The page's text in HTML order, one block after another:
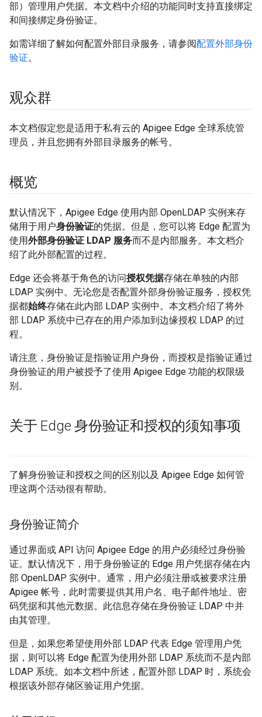
部）管理用户凭据。本文档中介绍的功能同时支持直接绑定
和间接绑定身份验证。
如需详细了解如何配置外部目录服务，请参阅配置外部身份
验证。
观众群
本文档假定您是适用于私有云的 Apigee Edge 全球系统管
理员，并且您拥有外部目录服务的帐号。
概览
默认情况下，Apigee Edge 使用内部 OpenLDAP 实例来存
储用于用户身份验证的凭据。但是，您可以将 Edge 配置为
使用外部身份验证 LDAP 服务而不是内部服务。本文档介
绍了此外部配置的过程。
Edge 还会将基于角色的访问授权凭据存储在单独的内部
LDAP 实例中。无论您是否配置外部身份验证服务，授权凭
据都始终存储在此内部 LDAP 实例中。本文档介绍了将外
部 LDAP 系统中已存在的用户添加到边缘授权 LDAP 的过
程。
请注意， 身份验证是指验证用户身份，而授权是指验证通过
身份验证的用户被授予了使用 Apigee Edge 功能的权限级
别。
关于 Edge 身份验证和授权的须知事项
了解身份验证和授权之间的区别以及 Apigee Edge 如何管
理这两个活动很有帮助。
身份验证简介
通过界面或 API 访问 Apigee Edge 的用户必须经过身份验
证。默认情况下，用于身份验证的 Edge 用户凭据存储在内
部 OpenLDAP 实例中。通常，用户必须注册或被要求注册
Apigee 帐号，此时需要提供其用户名、电子邮件地址、密
码凭据和其他元数据。此信息存储在身份验证 LDAP 中并
由其管理。
但是，如果您希望使用外部 LDAP 代表 Edge 管理用户凭
据，则可以将 Edge 配置为使用外部 LDAP 系统而不是内部
LDAP 系统。如本文档中所述，配置外部 LDAP 时，系统会
根据该外部存储区验证用户凭据。